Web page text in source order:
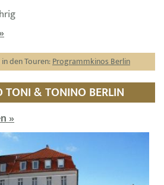
den Touren:Programmkinos Berlin
TONI & TONINO BERLIN
»